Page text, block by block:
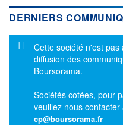
DERNIERS
Message
Cette société n'est
diffusion des
Boursorama.
Sociétés cotées, pour
veuillez nous
cp@boursorama.fr